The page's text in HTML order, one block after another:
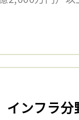
インフラ